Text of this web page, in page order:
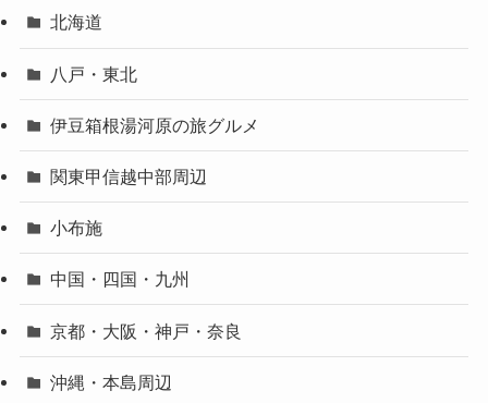
北海道
八戸・東北
伊豆箱根湯河原の旅グルメ
関東甲信越中部周辺
小布施
中国・四国・九州
京都・大阪・神戸・奈良
沖縄・本島周辺